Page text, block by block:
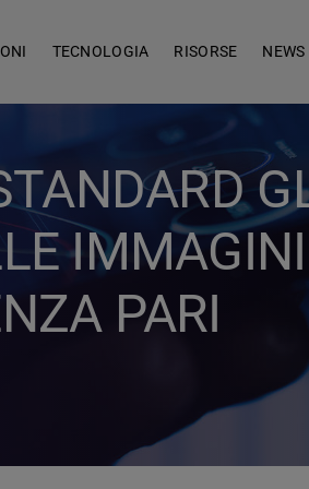
TECNOLOGIA RISORSE NEWS
PARI